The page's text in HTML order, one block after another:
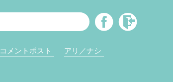
コメントポスト アリ／ナシ